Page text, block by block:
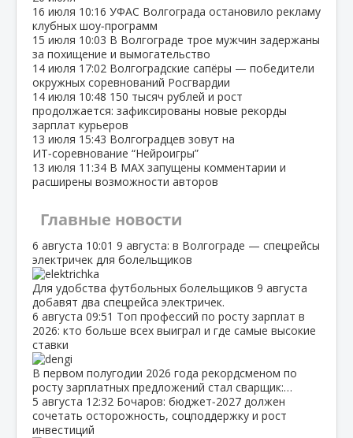
16 июля 10:16 УФАС Волгограда остановило рекламу
клубных шоу‑программ
15 июля 10:03 В Волгограде трое мужчин задержаны
за похищение и вымогательство
14 июля 17:02 Волгоградские сапёры — победители
окружных соревнований Росгвардии
14 июля 10:48 150 тысяч рублей и рост
продолжается: зафиксированы новые рекорды
зарплат курьеров
13 июля 15:43 Волгоградцев зовут на
ИТ‑соревнование “Нейроигры”
13 июля 11:34 В МАХ запущены комментарии и
расширены возможности авторов
Главные новости
6 августа 10:01 9 августа: в Волгограде — спецрейсы
электричек для болельщиков
Для удобства футбольных болельщиков 9 августа
добавят два спецрейса электричек.
6 августа 09:51 Топ профессий по росту зарплат в
2026: кто больше всех выиграл и где самые высокие
ставки
В первом полугодии 2026 года рекордсменом по
росту зарплатных предложений стал сварщик:…
5 августа 12:32 Бочаров: бюджет‑2027 должен
сочетать осторожность, соцподдержку и рост
инвестиций